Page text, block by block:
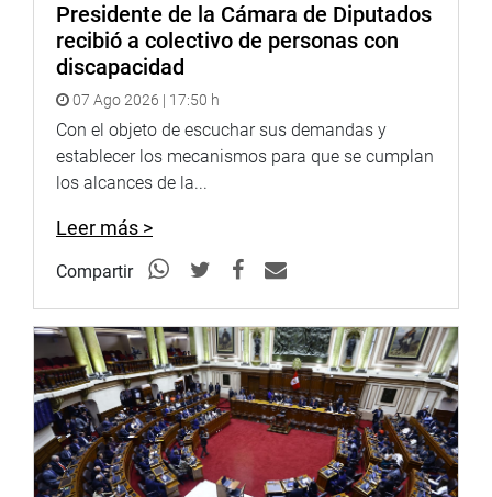
Presidente de la Cámara de Diputados
recibió a colectivo de personas con
discapacidad
07 Ago 2026 | 17:50 h
Con el objeto de escuchar sus demandas y
establecer los mecanismos para que se cumplan
los alcances de la...
Leer más >
Compartir